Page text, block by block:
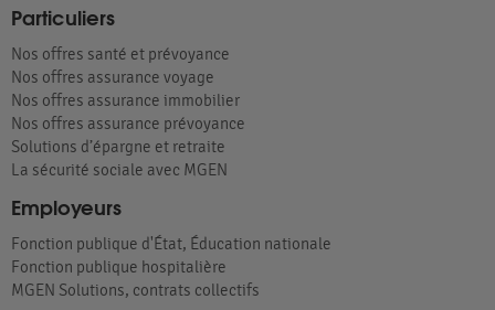
Particuliers
Nos offres santé et prévoyance
Nos offres assurance voyage
Nos offres assurance immobilier
Nos offres assurance prévoyance
Solutions d’épargne et retraite
La sécurité sociale avec MGEN
Employeurs
Fonction publique d'État, Éducation nationale
Fonction publique hospitalière
MGEN Solutions, contrats collectifs